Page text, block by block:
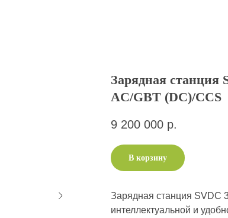
Зарядная станция
AC/GBT (DC)/CCS
9 200 000 р.
В корзину
Зарядная станция SVDC
интеллектуальной и